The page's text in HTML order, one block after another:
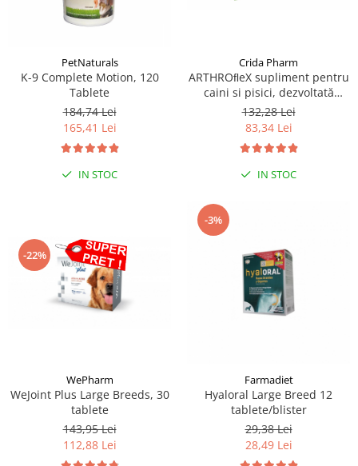
PetNaturals
K-9 Complete Motion, 120
Tablete
184,74 Lei
165,41 Lei
IN STOC
Crida Pharm
ARTHROﬂeX supliment pentru
caini si pisici, dezvoltată
pentru a oferi suport
nutrițional și a fortiﬁca
sănătatea articulațiilor - 30
comprimate
132,28 Lei
83,34 Lei
IN STOC
-22%
WePharm
WeJoint Plus Large Breeds, 30
tablete
143,95 Lei
112,88 Lei
-3%
Farmadiet
Hyaloral Large Breed 12
tablete/blister
29,38 Lei
28,49 Lei